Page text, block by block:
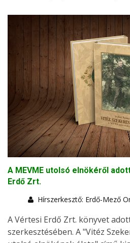
A MEVME utolsó elnökéről
Erdő Zrt.
Hírszerkesztő: Erdő-Mező
A Vértesi Erdő Zrt. könyvet
szerkesztésében. A "Vitéz